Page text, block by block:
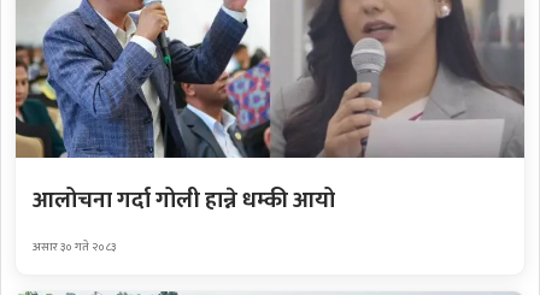
आलोचना गर्दा गोली हान्ने धम्की आयो
असार ३० गते २०८३